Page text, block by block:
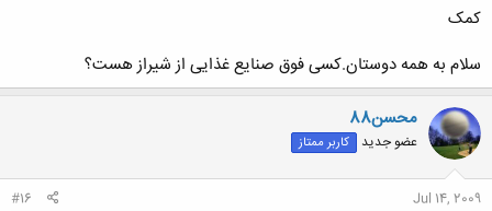
کمک
سلام به همه دوستان.کسی فوق صنایع غذایی از شیراز هست؟
محسن88
عضو جدید کاربر ممتاز
Jul 14, 2009
#16